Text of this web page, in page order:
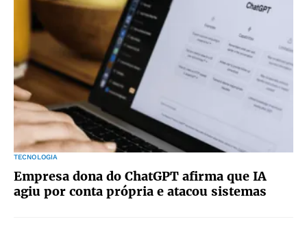
TECNOLOGIA
Empresa dona do ChatGPT afirma que IA
agiu por conta própria e atacou sistemas